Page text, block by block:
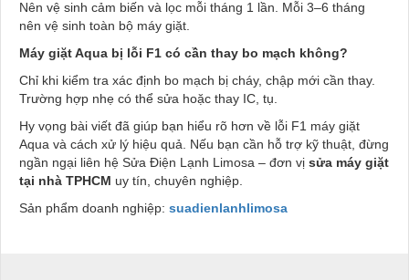
Nên vệ sinh cảm biến và lọc mỗi tháng 1 lần. Mỗi 3–6 tháng
nên vệ sinh toàn bộ máy giặt.
Máy giặt Aqua bị lỗi F1 có cần thay bo mạch không?
Chỉ khi kiểm tra xác định bo mạch bị cháy, chập mới cần thay.
Trường hợp nhẹ có thể sửa hoặc thay IC, tụ.
Hy vọng bài viết đã giúp bạn hiểu rõ hơn về lỗi F1 máy giặt
Aqua và cách xử lý hiệu quả. Nếu bạn cần hỗ trợ kỹ thuật, đừng
ngần ngại liên hệ Sửa Điện Lạnh Limosa – đơn vị sửa máy giặt
tại nhà TPHCM uy tín, chuyên nghiệp.
Sản phẩm doanh nghiệp: suadienlanhlimosa